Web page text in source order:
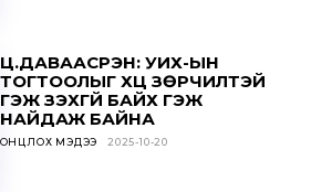
Ц.ДАВААСҮРЭН: УИХ-ЫН
ТОГТООЛЫГ ҮХЦ ЗӨРЧИЛТЭЙ
ГЭЖ ҮЗЭХГҮЙ БАЙХ ГЭЖ
НАЙДАЖ БАЙНА
ОНЦЛОХ МЭДЭЭ 2025-10-20